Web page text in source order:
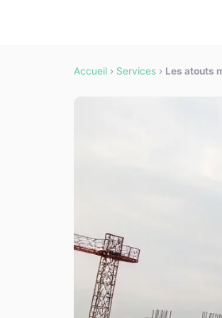
Accueil › Services › Les atouts